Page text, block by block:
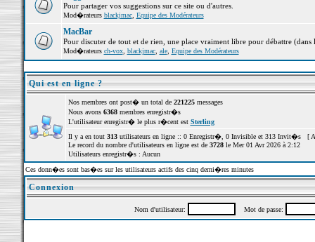
Pour partager vos suggestions sur ce site ou d'autres.
Mod�rateurs blackjmac, Equipe des Modérateurs
MacBar
Pour discuter de tout et de rien, une place vraiment libre pour débattre (dans
Mod�rateurs ch-vox, blackjmac, ale, Equipe des Modérateurs
Qui est en ligne ?
Nos membres ont post� un total de 221225messages
Nous avons 6368membres enregistr�s
L'utilisateur enregistr� le plus r�cent est Sterling
Il y a en tout 313utilisateurs en ligne :: 0 Enregistr�, 0 Invisible et 313 Invit�s [
Le record du nombre d'utilisateurs en ligne est de 3728le Mer 01 Avr 2026 à 2:12
Utilisateurs enregistr�s : Aucun
Ces donn�es sont bas�es sur les utilisateurs actifs des cinq derni�res minutes
Connexion
Nom d'utilisateur: Mot de passe: